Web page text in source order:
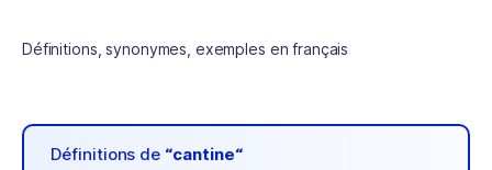
Définitions, synonymes, exemples en français
Définitions de “cantine“